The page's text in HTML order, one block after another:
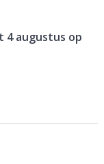
4 augustus op